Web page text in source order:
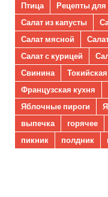
Птица
Рецепты
Салат из капусты
Салат мясной
Салат с курицей
Свинина
Французская кухня
Яблочные пироги
выпечка
горячее
пикник
полдник